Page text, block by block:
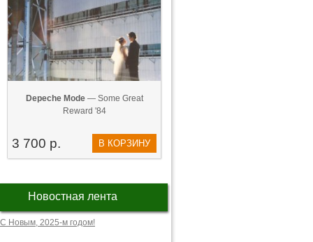
Depeche Mode— Some Great
Reward '84
3 700 р. В КОРЗИНУ
Новостная лента
С Новым, 2025-м годом!